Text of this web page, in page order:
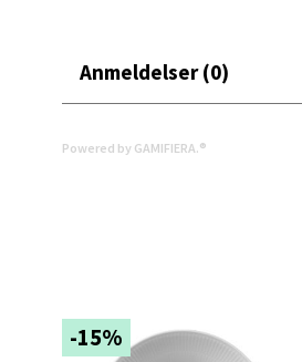
Anmeldelser (0)
Powered by GAMIFIERA.®
-15%